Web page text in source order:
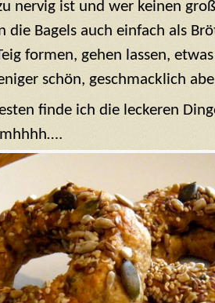
nervig ist und wer keinen
Bagels auch einfach als
formen, gehen lassen,
schön, geschmacklich
finde ich die leckeren